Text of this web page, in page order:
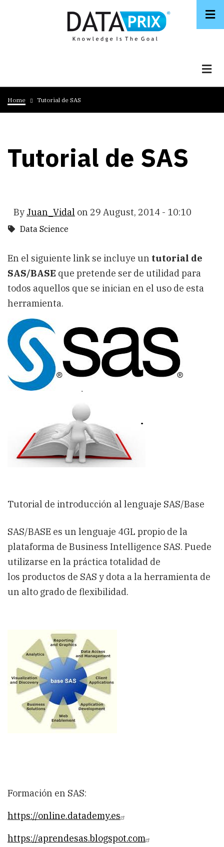
Breadcrumb
Home Tutorial de SAS
Tutorial de SAS
By Juan_Vidal on 29 August, 2014 - 10:10
Data Science
En el siguiente link se incluye un tutorial de
SAS/BASE que pretende ser de utilidad para
todos aquellos que se inician en el uso de esta
herramienta.
Tutorial de introducción al lenguaje SAS/Base
SAS/BASE es un lenguaje 4GL propio de la
plataforma de Business Intelligence SAS. Puede
utilizarse en la práctica totalidad de
los productos de SAS y dota a la herramienta de
un alto grado de flexibilidad.
Formación en SAS:
https://online.datademy.es
https://aprendesas.blogspot.com